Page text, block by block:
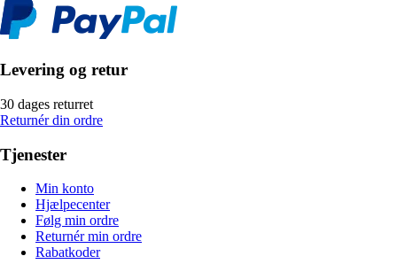
Levering og retur
30 dages returret
Returnér din ordre
Tjenester
Min konto
Hjælpecenter
Følg min ordre
Returnér min ordre
Rabatkoder